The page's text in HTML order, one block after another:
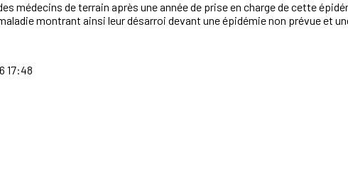
médecins de terrain après une année de prise en charge de cette
montrant ainsi leur désarroi devant une épidémie non prévue et
17:48